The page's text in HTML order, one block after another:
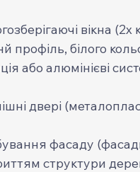
вікна
профіль, білого
або алюмінієві
двері
фасаду
структури